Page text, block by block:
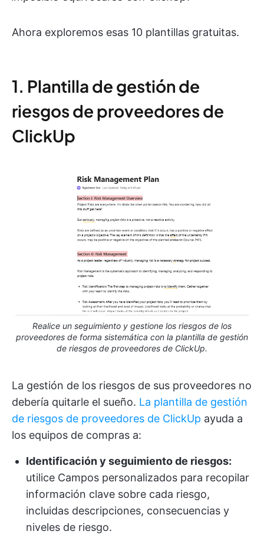
Ahora exploremos esas 10 plantillas gratuitas.
1. Plantilla de gestión de
riesgos de proveedores de
ClickUp
Realice un seguimiento y gestione los riesgos de los
proveedores de forma sistemática con la plantilla de gestión
de riesgos de proveedores de ClickUp.
La gestión de los riesgos de sus proveedores no
debería quitarle el sueño. La plantilla de gestión
de riesgos de proveedores de ClickUp ayuda a
los equipos de compras a:
Identificación y seguimiento de riesgos:
utilice Campos personalizados para recopilar
información clave sobre cada riesgo,
incluidas descripciones, consecuencias y
niveles de riesgo.